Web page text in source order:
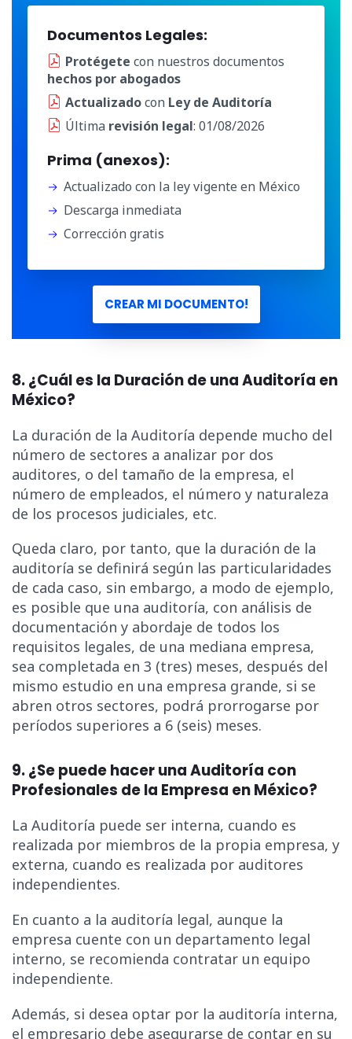
Documentos Legales:
Protégete con nuestros documentos
hechos por abogados
Actualizadocon Ley de Auditoría
Última revisión legal: 01/08/2026
Prima (anexos):
Actualizado con la ley vigente en México
Descarga inmediata
Corrección gratis
CREAR MI DOCUMENTO!
8. ¿Cuál es la Duración de una Auditoría en
México?
La duración de la Auditoría depende mucho del
número de sectores a analizar por dos
auditores, o del tamaño de la empresa, el
número de empleados, el número y naturaleza
de los procesos judiciales, etc.
Queda claro, por tanto, que la duración de la
auditoría se definirá según las particularidades
de cada caso, sin embargo, a modo de ejemplo,
es posible que una auditoría, con análisis de
documentación y abordaje de todos los
requisitos legales, de una mediana empresa,
sea completada en 3 (tres) meses, después del
mismo estudio en una empresa grande, si se
abren otros sectores, podrá prorrogarse por
períodos superiores a 6 (seis) meses.
9. ¿Se puede hacer una Auditoría con
Profesionales de la Empresa en México?
La Auditoría puede ser interna, cuando es
realizada por miembros de la propia empresa, y
externa, cuando es realizada por auditores
independientes.
En cuanto a la auditoría legal, aunque la
empresa cuente con un departamento legal
interno, se recomienda contratar un equipo
independiente.
Además, si desea optar por la auditoría interna,
el empresario debe asegurarse de contar en su